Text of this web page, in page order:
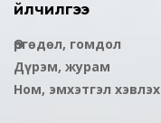
Үйлчилгээ
Өргөдөл, гомдол
Дүрэм, журам
Ном, эмхэтгэл хэвлэх